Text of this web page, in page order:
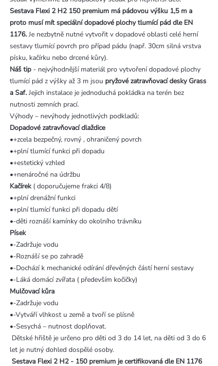
Sestava Flexi 2 H2 150 premium má pádovou výšku 1,5 m a
proto musí mít speciální dopadové plochy tlumící pád dle EN
1176. Je nezbytně nutné vytvořit v dopadové oblasti celé herní
sestavy tlumící povrch pro případ pádu (např. 30cm silná vrstva
písku, kačírku nebo drcené kůry).
Náš tip - nejvýhodnější materiál pro vytvoření dopadové plochy
tlumící pád z výšky až 3 m jsou pryžové zatravňovací desky Grass
a Saf. Jejich instalace je jednoduchá pokládka na terén bez
nutnosti zemních prací.
Výhody – nevýhody jednotlivých podkladů:
Dopadové zatravňovací dlaždice
•+zcela bezpečný, rovný , ohraničený povrch
•+plní tlumící funkci při dopadu
•+estetický vzhled
•+nenáročné na údržbu
Kačírek( doporučujeme frakci 4/8)
•+plní drenážní funkci
•+plní tlumící funkci při dopadu dětí
•-děti roznáší kamínky do okolního trávníku
Písek
•-Zadržuje vodu
•-Roznáší se po zahradě
•-Dochází k mechanické odírání dřevěných částí herní sestavy
•-Láká domácí zvířata ( především kočičky)
Mulčovací kůra
•-Zadržuje vodu
•-Vytváří vlhkost u země a tvoří se plísně
•-Sesychá – nutnost doplňovat.
Dětské hřiště je určeno pro děti od 3 do 14 let, na děti od 3 do 6
let je nutný dohled dospělé osoby.
Sestava Flexi 2 H2 - 150 premium je certifikovaná dle EN 1176